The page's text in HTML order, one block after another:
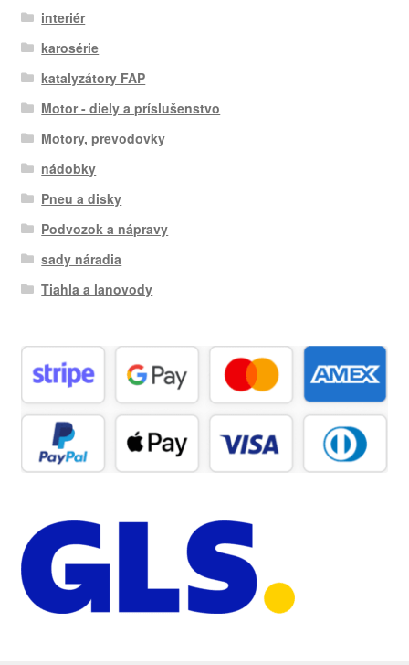
interiér
karosérie
katalyzátory FAP
Motor - diely a príslušenstvo
Motory, prevodovky
nádobky
Pneu a disky
Podvozok a nápravy
sady náradia
Tiahla a lanovody